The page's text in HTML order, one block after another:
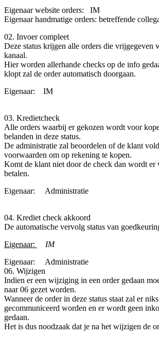
Eigenaar website orders:
​ IM
Eigenaar handmatige orders: ​betreffende
02. Invoer compleet
Deze status krijgen alle orders die vrijgegeven
kanaal.
Hier worden allerhande checks op de info
klopt zal de order automatisch doorgaan.
Eigenaar:
​IM
03. Kredietcheck
Alle orders waarbij er gekozen wordt voor
belanden in deze status.
De administratie zal beoordelen of de klant
voorwaarden om op rekening te kopen.
Komt de klant niet door de check dan wordt er
betalen.
Eigenaar:
​Administratie
04. Krediet check akkoord
De automatische vervolg status van
Eigenaar:
IM
Eigenaar:
​Administratie
06. Wijzigen
Indien er een wijziging in een order gedaan
naar 06 gezet worden.
Wanneer de order in deze status staat zal er
gecommuniceerd worden en er wordt geen
gedaan.
Het is dus noodzaak dat je na het wijzigen de